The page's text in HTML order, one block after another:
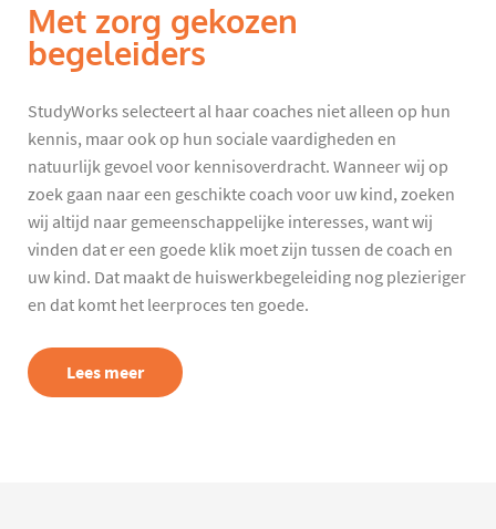
Met zorg gekozen
begeleiders
StudyWorks selecteert al haar coaches niet alleen op hun
kennis, maar ook op hun sociale vaardigheden en
natuurlijk gevoel voor kennisoverdracht. Wanneer wij op
zoek gaan naar een geschikte coach voor uw kind, zoeken
wij altijd naar gemeenschappelijke interesses, want wij
vinden dat er een goede klik moet zijn tussen de coach en
uw kind. Dat maakt de huiswerkbegeleiding nog plezieriger
en dat komt het leerproces ten goede.
Lees meer